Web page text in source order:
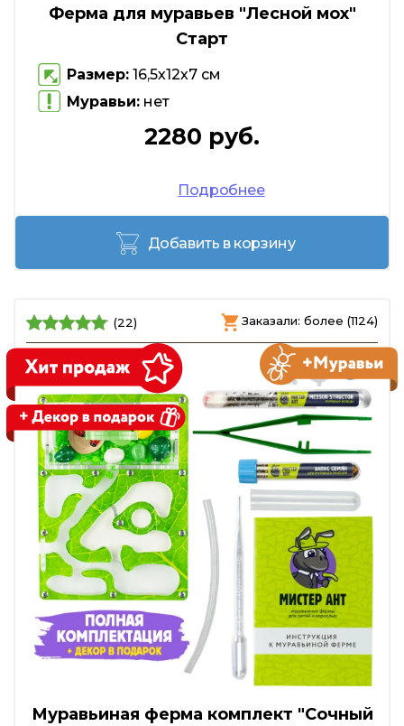
Ферма для муравьев "Лесной мох"
Старт
Размер: 16,5х12х7 см
Муравьи: нет
2280 руб.
Подробнее
Добавить в корзину
(22) Заказали: более (1124)
Муравьиная ферма комплект "Сочный